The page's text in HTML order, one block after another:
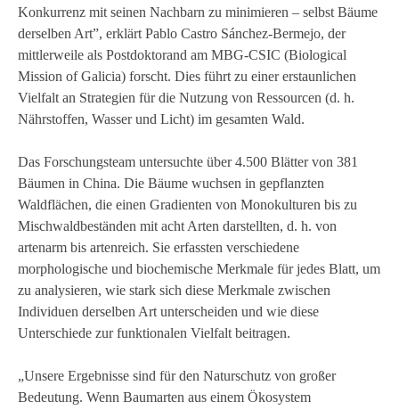
Konkurrenz mit seinen Nachbarn zu minimieren – selbst Bäume
derselben Art”, erklärt Pablo Castro Sánchez-Bermejo, der
mittlerweile als Postdoktorand am MBG-CSIC (Biological
Mission of Galicia) forscht. Dies führt zu einer erstaunlichen
Vielfalt an Strategien für die Nutzung von Ressourcen (d. h.
Nährstoffen, Wasser und Licht) im gesamten Wald.
Das Forschungsteam untersuchte über 4.500 Blätter von 381
Bäumen in China. Die Bäume wuchsen in gepflanzten
Waldflächen, die einen Gradienten von Monokulturen bis zu
Mischwaldbeständen mit acht Arten darstellten, d. h. von
artenarm bis artenreich. Sie erfassten verschiedene
morphologische und biochemische Merkmale für jedes Blatt, um
zu analysieren, wie stark sich diese Merkmale zwischen
Individuen derselben Art unterscheiden und wie diese
Unterschiede zur funktionalen Vielfalt beitragen.
„Unsere Ergebnisse sind für den Naturschutz von großer
Bedeutung. Wenn Baumarten aus einem Ökosystem